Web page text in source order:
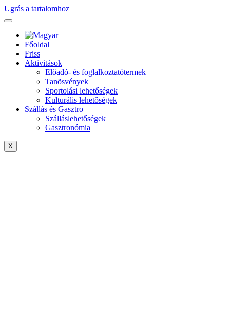
Ugrás a tartalomhoz
Főoldal
Friss
Aktivitások
Előadó- és foglalkoztatótermek
Tanösvények
Sportolási lehetőségek
Kulturális lehetőségek
Szállás és Gasztro
Szálláslehetőségek
Gasztronómia
X